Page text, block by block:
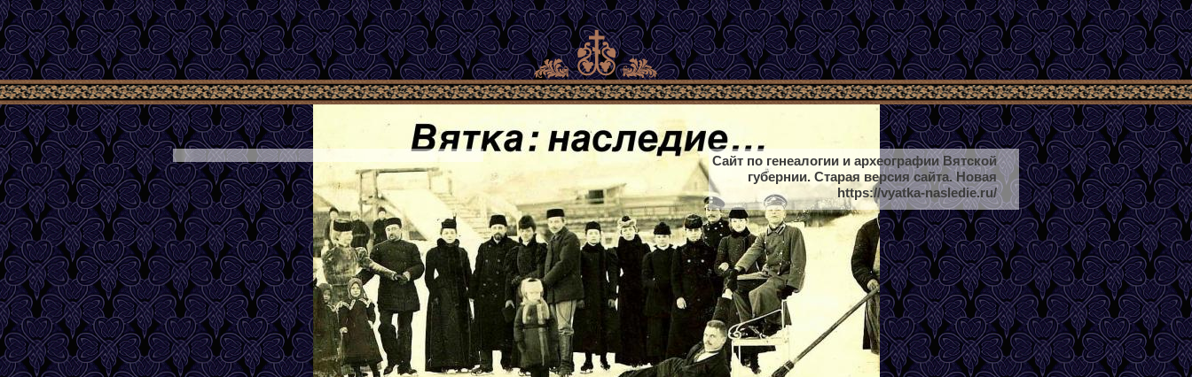
Сайт по генеалогии и археографии Вятской
губернии. Старая версия сайта. Новая
https://vyatka-nasledie.ru/